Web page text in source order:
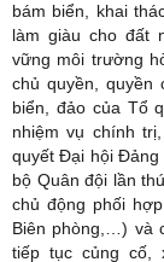
bám biển, khai
làm giàu cho đất
vững môi trường
chủ quyền, quyền
biển, đảo của Tổ
nhiệm vụ chính
quyết Đại hội Đảng
bộ Quân đội lần
chủ động phối
Biên phòng,…) và
tiếp tục củng cố,